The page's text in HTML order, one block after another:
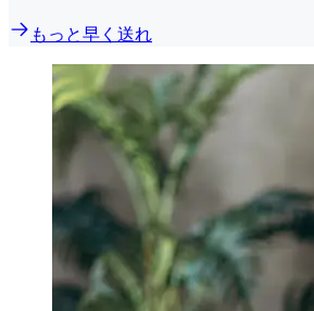
もっと早く送れ